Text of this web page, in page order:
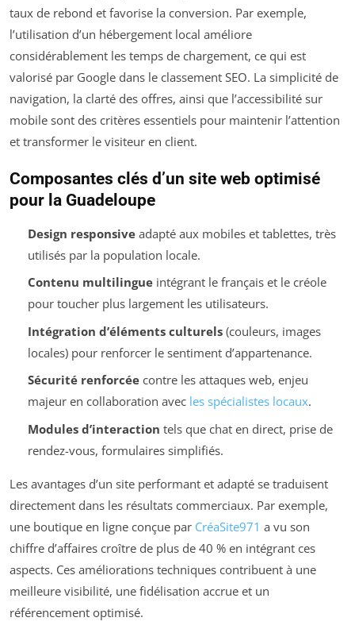
taux de rebond et favorise la conversion. Par exemple,
l’utilisation d’un hébergement local améliore
considérablement les temps de chargement, ce qui est
valorisé par Google dans le classement SEO. La simplicité de
navigation, la clarté des offres, ainsi que l’accessibilité sur
mobile sont des critères essentiels pour maintenir l’attention
et transformer le visiteur en client.
Composantes clés d’un site web optimisé
pour la Guadeloupe
Design responsiveadapté aux mobiles et tablettes, très
utilisés par la population locale.
Contenu multilingueintégrant le français et le créole
pour toucher plus largement les utilisateurs.
Intégration d’éléments culturels(couleurs, images
locales) pour renforcer le sentiment d’appartenance.
Sécurité renforcéecontre les attaques web, enjeu
majeur en collaboration avec les spécialistes locaux.
Modules d’interaction tels que chat en direct, prise de
rendez-vous, formulaires simplifiés.
Les avantages d’un site performant et adapté se traduisent
directement dans les résultats commerciaux. Par exemple,
une boutique en ligne conçue par CréaSite971 a vu son
chiffre d’affaires croître de plus de 40 % en intégrant ces
aspects. Ces améliorations techniques contribuent à une
meilleure visibilité, une fidélisation accrue et un
référencement optimisé.